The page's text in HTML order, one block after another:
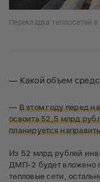
Перекладка теплосетей
— Какой объем
— В этом году перед
освоить 52,5 млрд
планируется
Из 52 млрд рублей
ДМП-2 будет вложено
тепловые сети,